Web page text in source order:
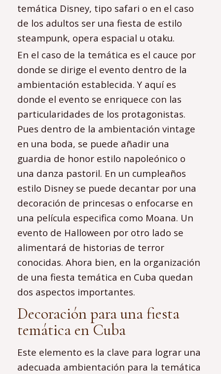
temática Disney, tipo safari o en el caso
de los adultos ser una fiesta de estilo
steampunk, opera espacial u otaku.
En el caso de la temática es el cauce por
donde se dirige el evento dentro de la
ambientación establecida. Y aquí es
donde el evento se enriquece con las
particularidades de los protagonistas.
Pues dentro de la ambientación vintage
en una boda, se puede añadir una
guardia de honor estilo napoleónico o
una danza pastoril. En un cumpleaños
estilo Disney se puede decantar por una
decoración de princesas o enfocarse en
una película especifica como Moana. Un
evento de Halloween por otro lado se
alimentará de historias de terror
conocidas. Ahora bien, en la organización
de una fiesta temática en Cuba quedan
dos aspectos importantes.
Decoración para una fiesta
temática en Cuba
Este elemento es la clave para lograr una
adecuada ambientación para la temática